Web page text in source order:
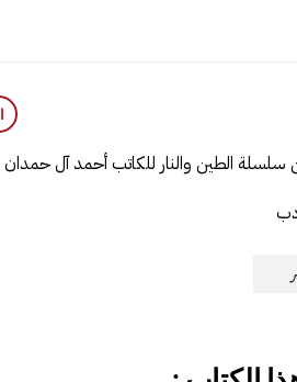
سلسلة الطين والنار للكاتب أحمد آل